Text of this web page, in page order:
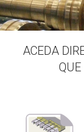
ACEDA